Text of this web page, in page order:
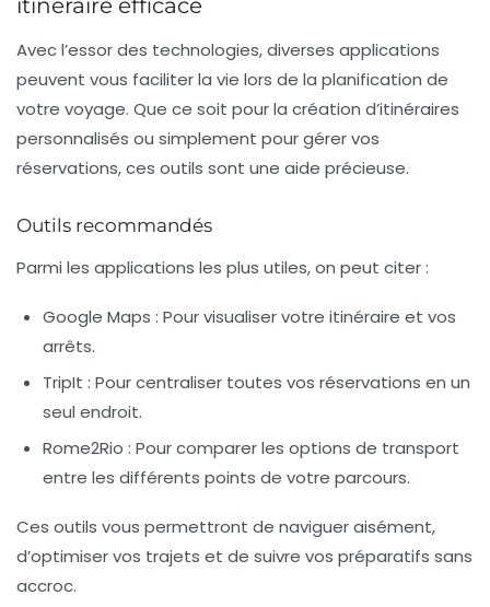
Avec l’essor des technologies, diverses applications
peuvent vous faciliter la vie lors de la planification de
votre voyage. Que ce soit pour la création d’itinéraires
personnalisés ou simplement pour gérer vos
réservations, ces outils sont une aide précieuse.
Outils recommandés
Parmi les applications les plus utiles, on peut citer :
Google Maps : Pour visualiser votre itinéraire et vos
arrêts.
TripIt : Pour centraliser toutes vos réservations en un
seul endroit.
Rome2Rio : Pour comparer les options de transport
entre les différents points de votre parcours.
Ces outils vous permettront de naviguer aisément,
d’optimiser vos trajets et de suivre vos préparatifs sans
accroc.